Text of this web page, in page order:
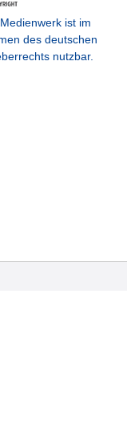
ist im
des deutschen
nutzbar.